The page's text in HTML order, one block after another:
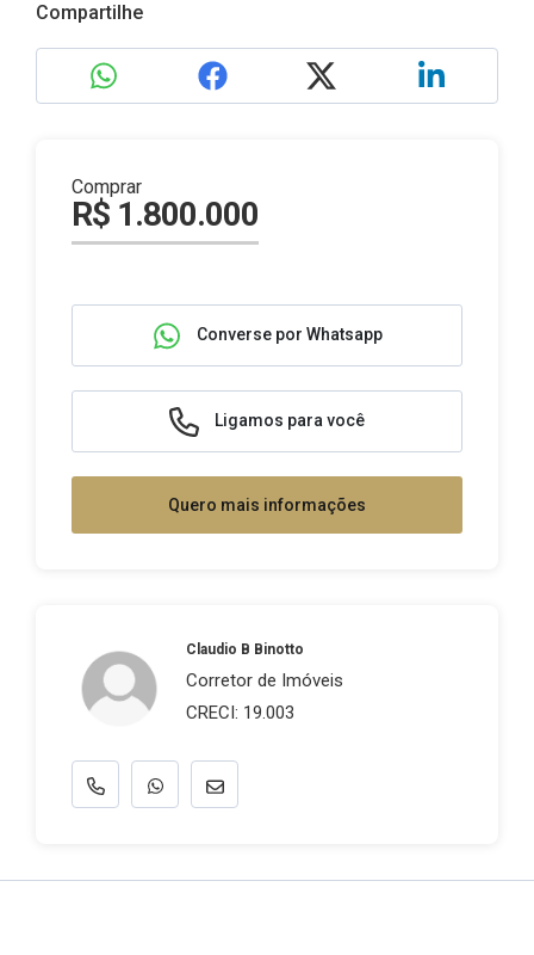
Compartilhe
Comprar
R$ 1.800.000
Converse por Whatsapp
Ligamos para você
Quero mais informações
Claudio B Binotto
Corretor de Imóveis
CRECI: 19.003